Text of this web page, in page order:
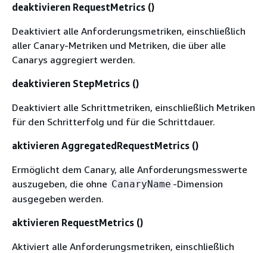
deaktivieren RequestMetrics ()
Deaktiviert alle Anforderungsmetriken, einschließlich
aller Canary-Metriken und Metriken, die über alle
Canarys aggregiert werden.
deaktivieren StepMetrics ()
Deaktiviert alle Schrittmetriken, einschließlich Metriken
für den Schritterfolg und für die Schrittdauer.
aktivieren AggregatedRequestMetrics ()
Ermöglicht dem Canary, alle Anforderungsmesswerte
auszugeben, die ohne CanaryName -Dimension
ausgegeben werden.
aktivieren RequestMetrics ()
Aktiviert alle Anforderungsmetriken, einschließlich